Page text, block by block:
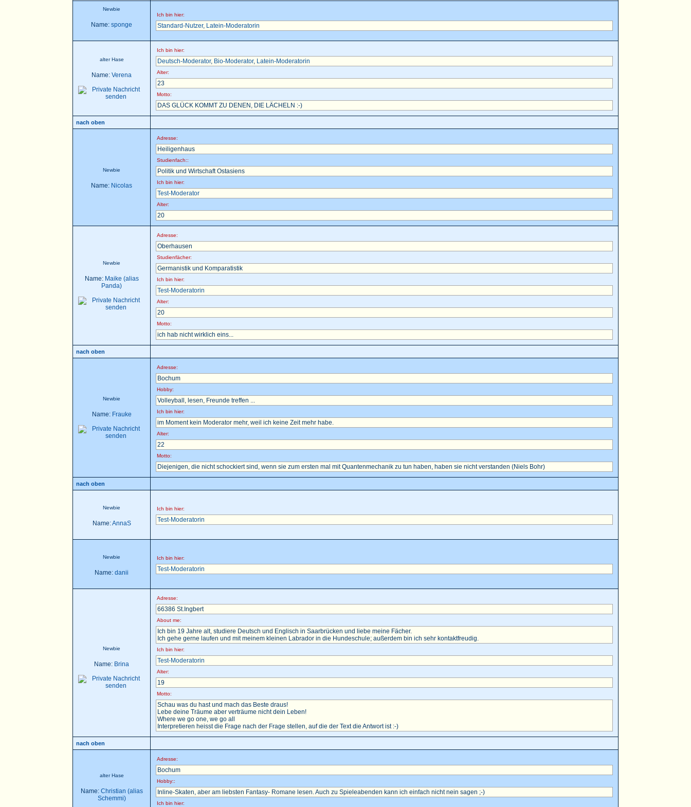
Newbie
Name: sponge
Ich bin hier:
Standard-Nutzer, Latein-Moderatorin
alter Hase
Name: Verena
Ich bin hier:
Deutsch-Moderator, Bio-Moderator, Latein-Moderatorin
Alter:
23
Motto:
DAS GLÜCK KOMMT ZU DENEN, DIE LÄCHELN :-)
nach oben
Newbie
Name: Nicolas
Adresse:
Heiligenhaus
Studienfach::
Politik und Wirtschaft Ostasiens
Ich bin hier:
Test-Moderator
Alter:
20
Newbie
Name: Maike (alias
Panda)
Adresse:
Oberhausen
Studienfächer:
Germanistik und Komparatistik
Ich bin hier:
Test-Moderatorin
Alter:
20
Motto:
ich hab nicht wirklich eins...
nach oben
Newbie
Name: Frauke
Adresse:
Bochum
Hobby:
Volleyball, lesen, Freunde treffen ...
Ich bin hier:
im Moment kein Moderator mehr, weil ich keine Zeit mehr habe.
Alter:
22
Motto:
Diejenigen, die nicht schockiert sind, wenn sie zum ersten mal mit Quantenmechanik zu tun haben, haben sie nicht verstanden (Niels Bohr)
nach oben
Newbie
Name:AnnaS
Ich bin hier:
Test-Moderatorin
Newbie
Name: danii
Ich bin hier:
Test-Moderatorin
Newbie
Name: Brina
Adresse:
66386 St.Ingbert
About me:
Ich bin 19 Jahre alt, studiere Deutsch und Englisch in Saarbrücken und liebe meine Fächer.
Ich gehe gerne laufen und mit meinem kleinen Labrador in die Hundeschule; außerdem bin ich sehr kontaktfreudig.
Ich bin hier:
Test-Moderatorin
Alter:
19
Motto:
Schau was du hast und mach das Beste draus!
Lebe deine Träume aber verträume nicht dein Leben!
Where we go one, we go all
Interpretieren heisst die Frage nach der Frage stellen, auf die der Text die Antwort ist :-)
nach oben
alter Hase
Name: Christian (alias
Schemmi)
Adresse:
Bochum
Hobby::
Inline-Skaten, aber am liebsten Fantasy- Romane lesen. Auch zu Spieleabenden kann ich einfach nicht nein sagen ;-)
Ich bin hier: